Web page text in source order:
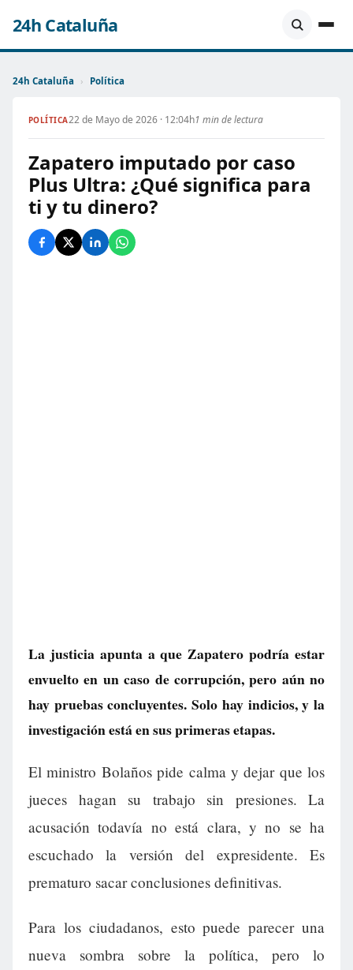
24h Cataluña
24h Cataluña › Política
POLÍTICA22 de Mayo de 2026 · 12:04h1 min de lectura
Zapatero imputado por caso
Plus Ultra: ¿Qué significa para
ti y tu dinero?
La justicia apunta a que Zapatero podría estar
envuelto en un caso de corrupción, pero aún no
hay pruebas concluyentes. Solo hay indicios, y la
investigación está en sus primeras etapas.
El ministro Bolaños pide calma y dejar que los
jueces hagan su trabajo sin presiones. La
acusación todavía no está clara, y no se ha
escuchado la versión del expresidente. Es
prematuro sacar conclusiones definitivas.
Para los ciudadanos, esto puede parecer una
nueva sombra sobre la política, pero lo